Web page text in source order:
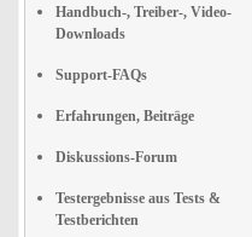
Handbuch-, Treiber-, Video-
Downloads
Support-FAQs
Erfahrungen, Beiträge
Diskussions-Forum
Testergebnisse aus Tests &
Testberichten